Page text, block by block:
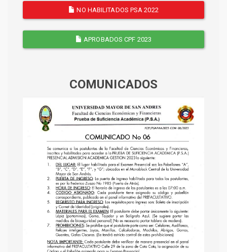
NO HABILITADOS PSA 2022
APROBADOS CPF 2023
COMUNICADOS